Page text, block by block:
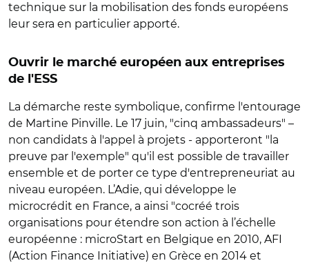
technique sur la mobilisation des fonds européens
leur sera en particulier apporté.
Ouvrir le marché européen aux entreprises
de l'ESS
La démarche reste symbolique, confirme l'entourage
de Martine Pinville. Le 17 juin, "cinq ambassadeurs" –
non candidats à l'appel à projets - apporteront "la
preuve par l'exemple" qu'il est possible de travailler
ensemble et de porter ce type d'entrepreneuriat au
niveau européen. L’Adie, qui développe le
microcrédit en France, a ainsi "cocréé trois
organisations pour étendre son action à l’échelle
européenne : microStart en Belgique en 2010, AFI
(Action Finance Initiative) en Grèce en 2014 et